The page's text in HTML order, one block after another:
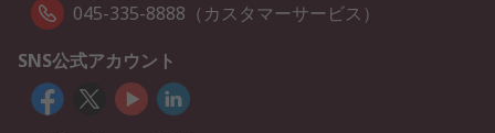
045-335-8888（カスタマーサービス）
SNS公式アカウント